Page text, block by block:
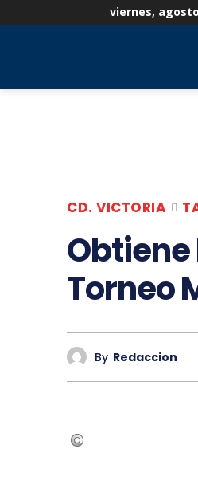
viernes,
CD. VICTORIA
Obtiene
Torneo
By Redaccion